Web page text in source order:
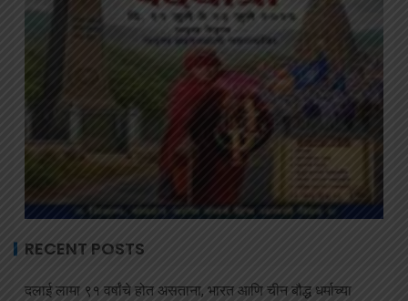
RECENT POSTS
दलाई लामा ९१ वर्षांचे होत असताना, भारत आणि चीन बौद्ध धर्माच्या